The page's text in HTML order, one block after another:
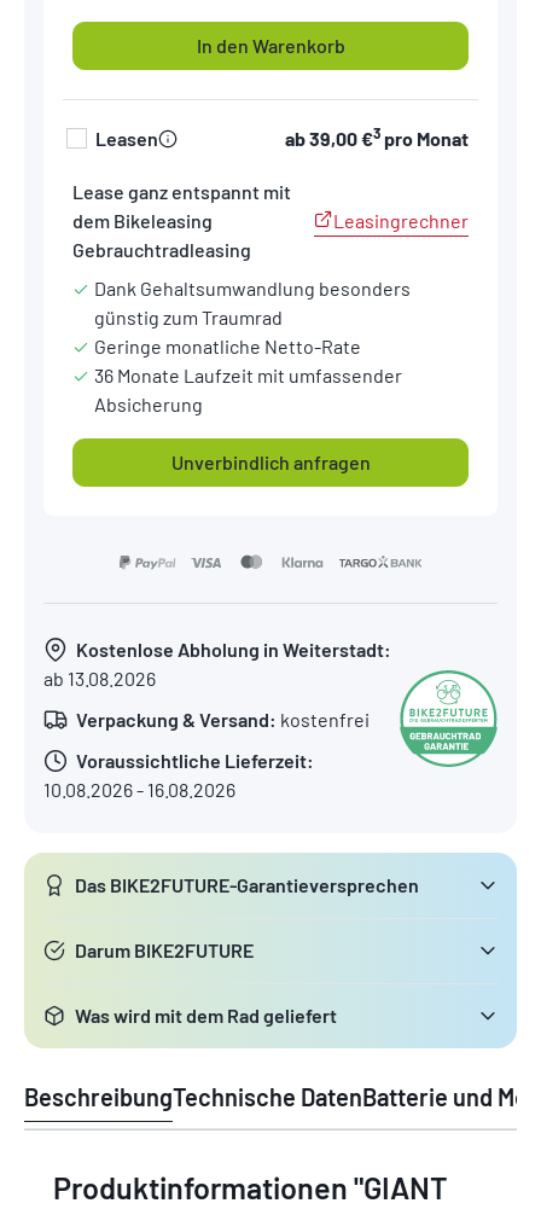
In den Warenkorb
Leasen ab39,00 €3 pro Monat
Lease ganz entspannt mit
dem Bikeleasing
Gebrauchtradleasing
Leasingrechner
Dank Gehaltsumwandlung besonders
günstig zum Traumrad
Geringe monatliche Netto-Rate
36 Monate Laufzeit mit umfassender
Absicherung
Unverbindlich anfragen
Kostenlose Abholung in Weiterstadt:
ab 13.08.2026
Verpackung & Versand: kostenfrei
Voraussichtliche Lieferzeit:
10.08.2026 - 16.08.2026
Das BIKE2FUTURE-Garantieversprechen
Darum BIKE2FUTURE
Was wird mit dem Rad geliefert
BeschreibungTechnische DatenBatterie und
Produktinformationen "GIANT